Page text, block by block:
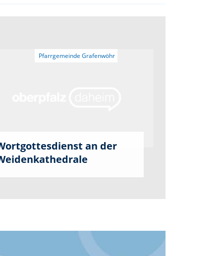
Pfarrgemeinde Grafenwöhr
an der